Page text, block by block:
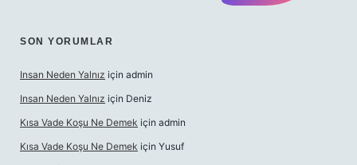
SON YORUMLAR
Insan Neden Yalnız için admin
Insan Neden Yalnız için Deniz
Kısa Vade Koşu Ne Demek için admin
Kısa Vade Koşu Ne Demek için Yusuf